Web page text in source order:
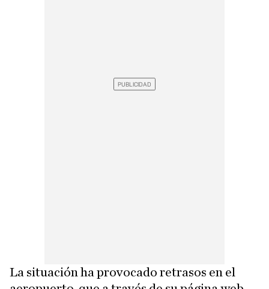
La situación ha provocado retrasos en el